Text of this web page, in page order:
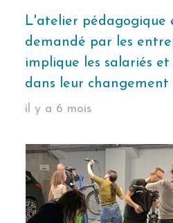
L'atelier pédagogique
demandé par les
implique les salariés
dans leur changement
il y a 6 mois